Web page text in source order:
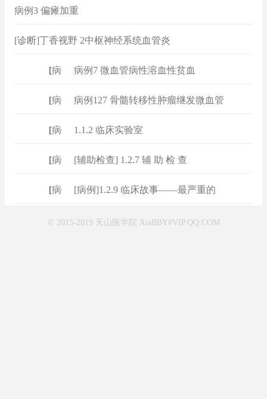
病例3 偏瘫加重
[诊断]丁香视野 2中枢神经系统血管炎
病例 病例7 微血管病性溶血性贫血
病例 病例127 骨髓转移性肿瘤继发微血管
病例 1.1.2 临床实验室
病例 [辅助检查] 1.2.7 辅 助 检 查
病例 [病例]1.2.9 临床故事——最严重的
© 2015-2019 天山医学院 XiaBBY#VIP.QQ.COM